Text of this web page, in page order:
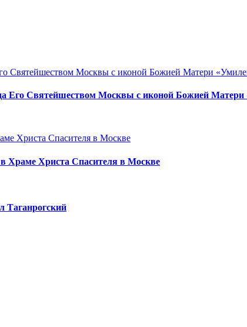
Его Святейшеством Москвы с иконой Божией Матери
Храме Христа Спасителя в Москве
Таганрогский